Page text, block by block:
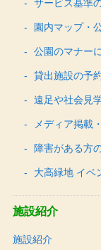
サービス基準
園内マップ・
公園のマナー
貸出施設の予
遠足や社会見
メディア掲載
障害がある方
大高緑地 イベ
施設紹介
施設紹介